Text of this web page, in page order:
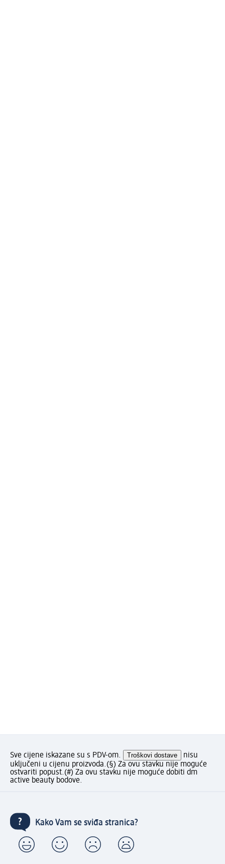
Sve cijene iskazane su s PDV-om. Troškovi dostave
nisu
uključeni u cijenu proizvoda.(§) Za ovu stavku nije moguće
ostvariti popust.(#) Za ovu stavku nije moguće dobiti dm
active beauty bodove.
Kako Vam se sviđa stranica?